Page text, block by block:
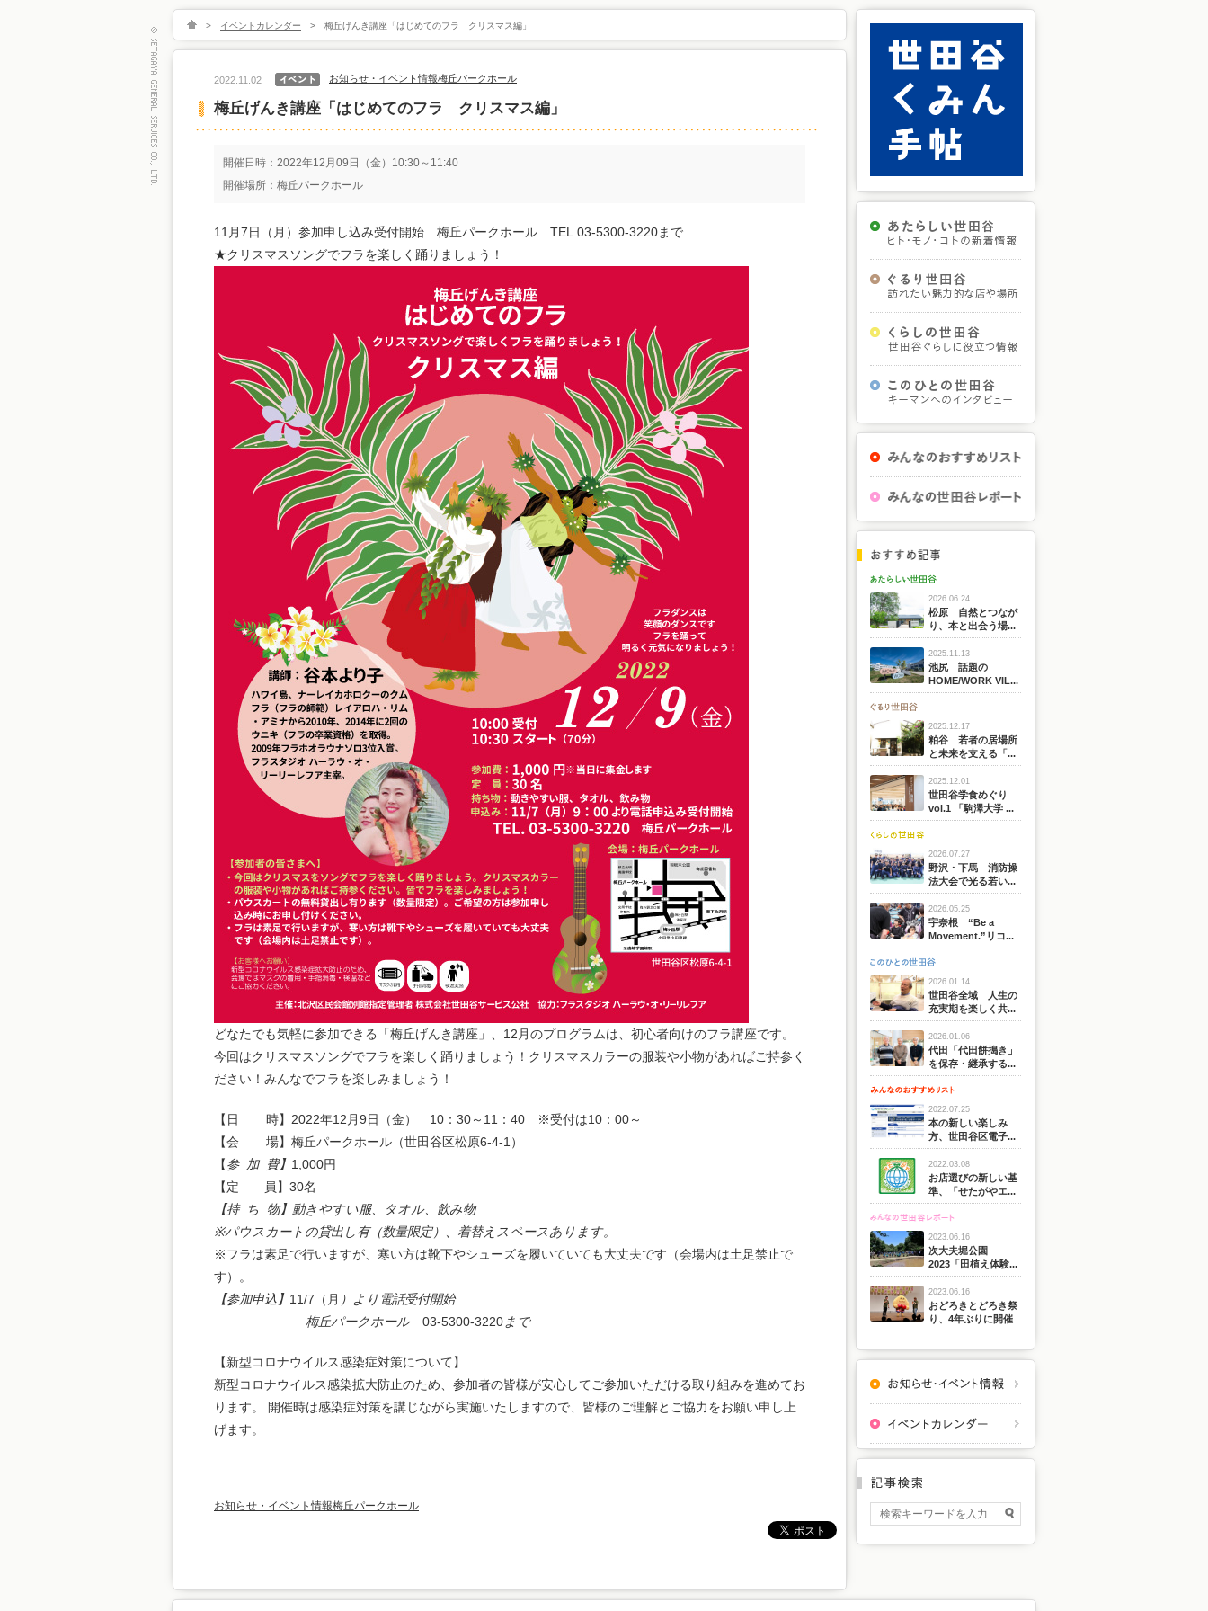
> イベントカレンダー > 梅丘げんき講座「はじめてのフラ クリスマス編」
2022.11.02 お知らせ・イベント情報梅丘パークホール
梅丘げんき講座「はじめてのフラ クリスマス編」
開催日時：2022年12月09日（金）10:30～11:40
開催場所：梅丘パークホール
11月7日（月）参加申し込み受付開始 梅丘パークホール TEL.03-5300-3220まで
★クリスマスソングでフラを楽しく踊りましょう！
どなたでも気軽に参加できる「梅丘げんき講座」、12月のプログラムは、初心者向けのフラ講座です。
今回はクリスマスソングでフラを楽しく踊りましょう！クリスマスカラーの服装や小物があればご持参く
ださい！みんなでフラを楽しみましょう！
【日 時】2022年12月9日（金） 10：30～11：40 ※受付は10：00～
【会 場】梅丘パークホール（世田谷区松原6-4-1）
【参 加 費】 1,000円
【定 員】30名
【持
ち
物】動きやすい服、タオル、飲み物
※パウスカート の貸出し有（数量限定）
、着替えスペースあります。
※フラは素足で行いますが、寒い方は靴下やシューズを履いていても大丈夫です（会場内は土足禁止で
す）。
【参加申込】 11/7（月 ）より電話受付開始
梅丘パークホール 03-5300-3220 まで
【新型コロナウイルス感染症対策について】
新型コロナウイルス感染拡大防止のため、参加者の皆様が安心してご参加いただける取り組みを進めてお
ります。 開催時は感染症対策を講じながら実施いたしますので、皆様のご理解とご協力をお願い申し上
げます。
お知らせ・イベント情報梅丘パークホール
2026.06.24
松原 自然とつなが
り、本と出会う場...
2025.11.13
池尻 話題の
HOME/WORK VIL...
2025.12.17
粕谷 若者の居場所
と未来を支える「...
2025.12.01
世田谷学食めぐり
vol.1 「駒澤大学 ...
2026.07.27
野沢・下馬 消防操
法大会で光る若い...
2026.05.25
宇奈根 “Be a
Movement.”リコ...
2026.01.14
世田谷全域 人生の
充実期を楽しく共...
2026.01.06
代田「代田餅搗き」
を保存・継承する...
2022.07.25
本の新しい楽しみ
方、世田谷区電子...
2022.03.08
お店選びの新しい基
準、「せたがやエ...
2023.06.16
次大夫堀公園
2023「田植え体験...
2023.06.16
おどろきとどろき祭
り、4年ぶりに開催